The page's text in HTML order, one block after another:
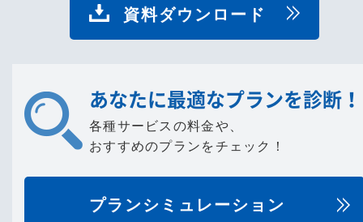
資料ダウンロード
あなたに最適なプランを診断！
各種サービスの料金や、
おすすめのプランをチェック！
プランシミュレーション